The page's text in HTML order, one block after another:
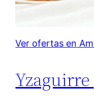
Ver ofertas en
Yzaguirre